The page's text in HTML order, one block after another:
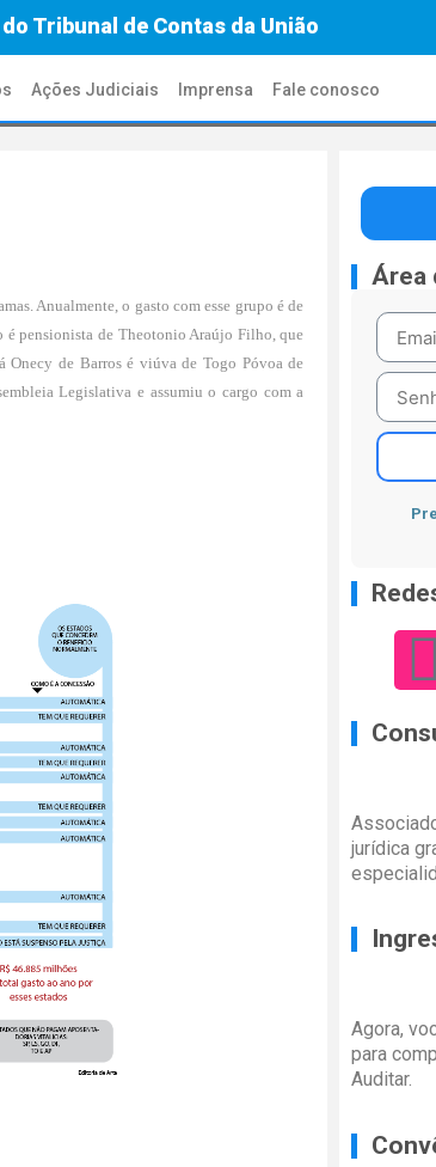
Tribunal de Contas da União
Ações Judiciais Imprensa Fale conosco
Anualmente, o gasto com esse grupo é de
é pensionista de Theotonio Araújo Filho, que
Onecy de Barros é viúva de Togo Póvoa de
Legislativa e assumiu o cargo com a
Área
jurídica
Agora,
para
Auditar.